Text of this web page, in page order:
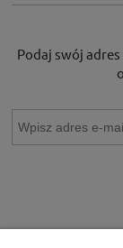
Podaj swój